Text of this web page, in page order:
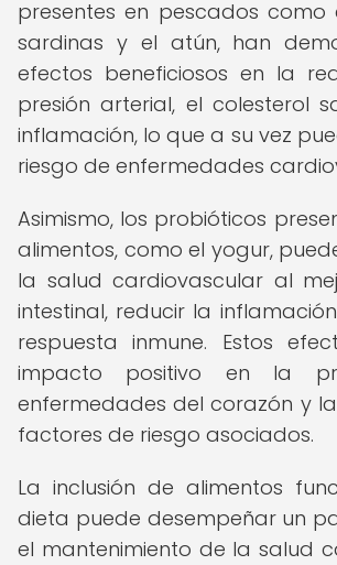
presentes en pescados como
sardinas y el atún, han
efectos beneficiosos en la
presión arterial, el colesterol
inflamación, lo que a su vez
riesgo de enfermedades
Asimismo, los probióticos
alimentos, como el yogur,
la salud cardiovascular al
intestinal, reducir la
respuesta inmune. Estos
impacto positivo en la
enfermedades del corazón y
factores de riesgo asociados.
La inclusión de alimentos
dieta puede desempeñar un
el mantenimiento de la salud